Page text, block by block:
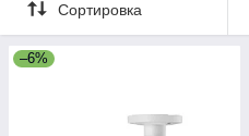
Сортировка
–6%